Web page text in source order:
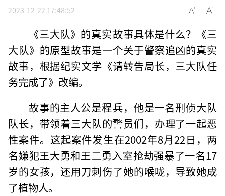
2023-12-22 17:48:52
《三大队》的真实故事具体是什么？《三
大队》的原型故事是一个关于警察追凶的真实
故事，根据纪实文学《请转告局长，三大队任
务完成了》改编。
故事的主人公是程兵，他是一名刑侦大队
队长，带领着三大队的警员们，办理了一起恶
性案件。这起案件发生在2002年8月22日，两
名嫌犯王大勇和王二勇入室抢劫强暴了一名17
岁的女孩，还用刀刺伤了她的喉咙，导致她成
了植物人。